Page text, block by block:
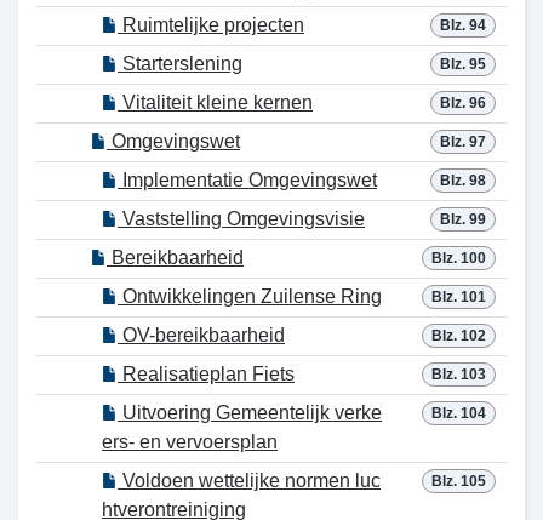
Blz. 94
Ruimtelijke projecten
Blz. 95
Starterslening
Blz. 96
Vitaliteit kleine kernen
Blz. 97
Omgevingswet
Blz. 98
Implementatie Omgevingswet
Blz. 99
Vaststelling Omgevingsvisie
Blz. 100
Bereikbaarheid
Blz. 101
Ontwikkelingen Zuilense Ring
Blz. 102
OV-bereikbaarheid
Blz. 103
Realisatieplan Fiets
Blz. 104
Uitvoering Gemeentelijk verke
ers- en vervoersplan
Blz. 105
Voldoen wettelijke normen luc
htverontreiniging